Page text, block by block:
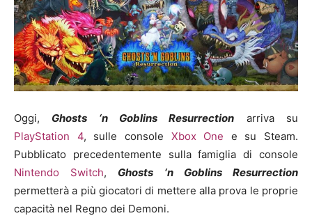
Oggi, Ghosts ‘n Goblins Resurrection arriva su
PlayStation 4, sulle console Xbox One e su Steam.
Pubblicato precedentemente sulla famiglia di console
Nintendo Switch, Ghosts ‘n Goblins Resurrection
permetterà a più giocatori di mettere alla prova le proprie
capacità nel Regno dei Demoni.